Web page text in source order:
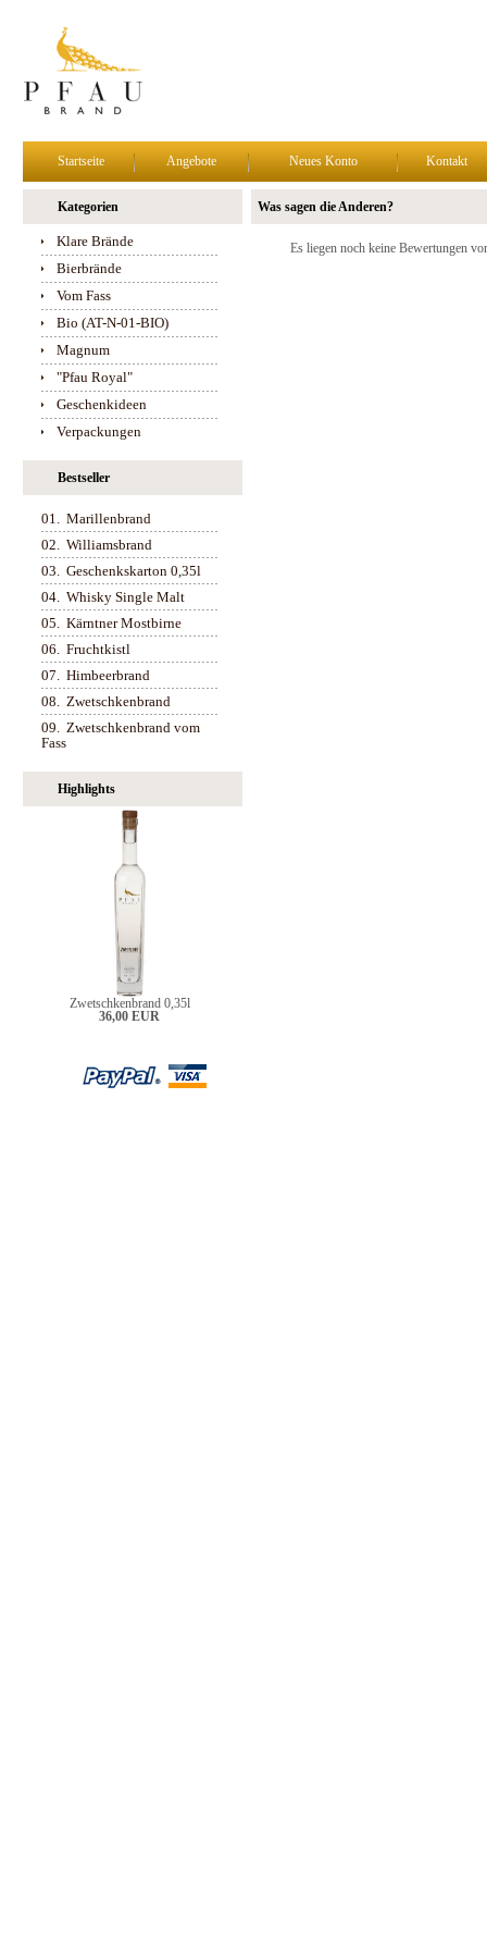
Startseite Angebote Neues Konto Kontakt
Kategorien
Klare Brände
Bierbrände
Vom Fass
Bio (AT-N-01-BIO)
Magnum
"Pfau Royal"
Geschenkideen
Verpackungen
Bestseller
01. Marillenbrand
02. Williamsbrand
03. Geschenkskarton 0,35l
04. Whisky Single Malt
05. Kärntner Mostbirne
06. Fruchtkistl
07. Himbeerbrand
08. Zwetschkenbrand
09. Zwetschkenbrand vom
Fass
Highlights
Zwetschkenbrand 0,35l
36,00 EUR
Was sagen die Anderen?
Es liegen noch keine Bewertungen